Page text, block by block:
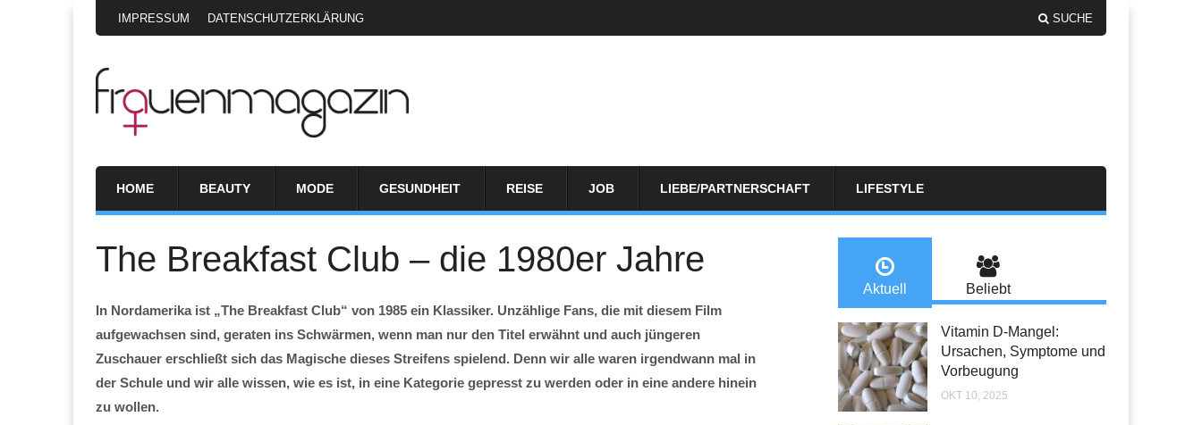
IMPRESSUM DATENSCHUTZERKLÄRUNG SUCHE
HOME BEAUTY MODE GESUNDHEIT REISE JOB LIEBE/PARTNERSCHAFT LIFESTYLE
The Breakfast Club – die 1980er Jahre
In Nordamerika ist „The Breakfast Club“ von 1985 ein Klassiker. Unzählige Fans, die mit diesem Film
aufgewachsen sind, geraten ins Schwärmen, wenn man nur den Titel erwähnt und auch jüngeren
Zuschauer erschließt sich das Magische dieses Streifens spielend. Denn wir alle waren irgendwann mal in
der Schule und wir alle wissen, wie es ist, in eine Kategorie gepresst zu werden oder in eine andere hinein
zu wollen.
Aktuell Beliebt
Vitamin D-Mangel:
Ursachen, Symptome und
Vorbeugung
OKT 10, 2025